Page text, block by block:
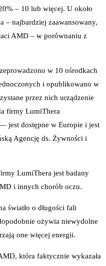
– 10 lub więcej. U około
– najbardziej zaawansowany,
AMD – w porównaniu z
w 10 ośrodkach
i opublikowano w
przez nich urządzenie
firmy LumiThera
jest dostępne w Europie i jest
Agencję ds. Żywności i
LumiThera jest badany
i innych chorób oczu.
światło o długości fali
ożywia niewydolne
one więcej energii.
która faktycznie wykazała